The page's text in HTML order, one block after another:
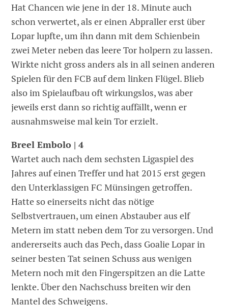
Hat Chancen wie jene in der 18. Minute auch
schon verwertet, als er einen Abpraller erst über
Lopar lupfte, um ihn dann mit dem Schienbein
zwei Meter neben das leere Tor holpern zu lassen.
Wirkte nicht gross anders als in all seinen anderen
Spielen für den FCB auf dem linken Flügel. Blieb
also im Spielaufbau oft wirkungslos, was aber
jeweils erst dann so richtig auffällt, wenn er
ausnahmsweise mal kein Tor erzielt.
Breel Embolo | 4
Wartet auch nach dem sechsten Ligaspiel des
Jahres auf einen Treffer und hat 2015 erst gegen
den Unterklassigen FC Münsingen getroffen.
Hatte so einerseits nicht das nötige
Selbstvertrauen, um einen Abstauber aus elf
Metern im statt neben dem Tor zu versorgen. Und
andererseits auch das Pech, dass Goalie Lopar in
seiner besten Tat seinen Schuss aus wenigen
Metern noch mit den Fingerspitzen an die Latte
lenkte. Über den Nachschuss breiten wir den
Mantel des Schweigens.